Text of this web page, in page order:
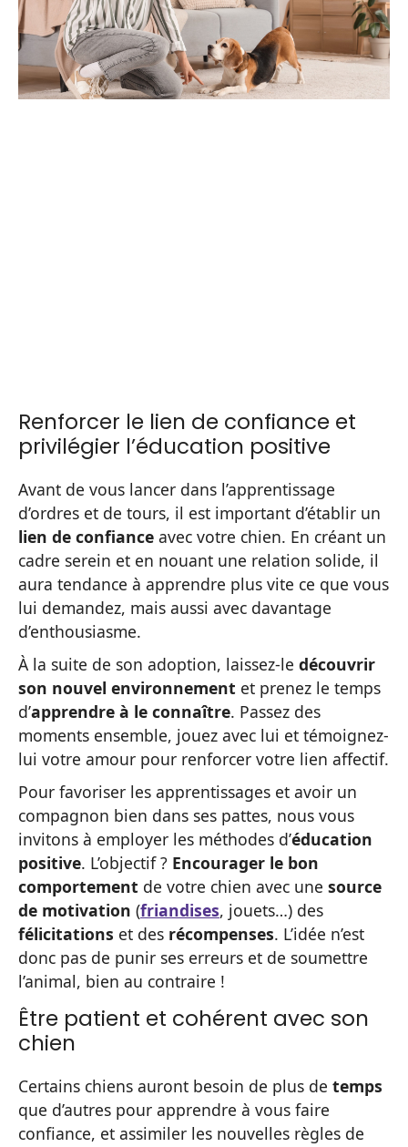
Renforcer le lien de confiance et
privilégier l’éducation positive
Avant de vous lancer dans l’apprentissage
d’ordres et de tours, il est important d’établir un
lien de confiance avec votre chien. En créant un
cadre serein et en nouant une relation solide, il
aura tendance à apprendre plus vite ce que vous
lui demandez, mais aussi avec davantage
d’enthousiasme.
À la suite de son adoption, laissez-le découvrir
son nouvel environnement et prenez le temps
d’apprendre à le connaître. Passez des
moments ensemble, jouez avec lui et témoignez-
lui votre amour pour renforcer votre lien affectif.
Pour favoriser les apprentissages et avoir un
compagnon bien dans ses pattes, nous vous
invitons à employer les méthodes d’éducation
positive. L’objectif ? Encourager le bon
comportement de votre chien avec une source
de motivation (friandises, jouets…) des
félicitations et des récompenses. L’idée n’est
donc pas de punir ses erreurs et de soumettre
l’animal, bien au contraire !
Être patient et cohérent avec son
chien
Certains chiens auront besoin de plus de temps
que d’autres pour apprendre à vous faire
confiance, et assimiler les nouvelles règles de